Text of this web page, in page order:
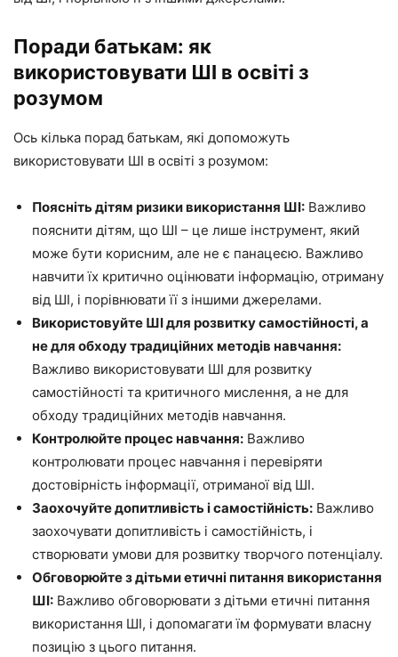
Поради батькам: як
використовувати ШІ в освіті з
розумом
Ось кілька порад батькам, які допоможуть
використовувати ШІ в освіті з розумом:
Поясніть дітям ризики використання ШІ: Важливо
пояснити дітям, що ШІ – це лише інструмент, який
може бути корисним, але не є панацеєю. Важливо
навчити їх критично оцінювати інформацію, отриману
від ШІ, і порівнювати її з іншими джерелами.
Використовуйте ШІ для розвитку самостійності, а
не для обходу традиційних методів навчання:
Важливо використовувати ШІ для розвитку
самостійності та критичного мислення, а не для
обходу традиційних методів навчання.
Контролюйте процес навчання: Важливо
контролювати процес навчання і перевіряти
достовірність інформації, отриманої від ШІ.
Заохочуйте допитливість і самостійність: Важливо
заохочувати допитливість і самостійність, і
створювати умови для розвитку творчого потенціалу.
Обговорюйте з дітьми етичні питання використання
ШІ: Важливо обговорювати з дітьми етичні питання
використання ШІ, і допомагати їм формувати власну
позицію з цього питання.